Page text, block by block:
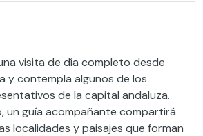
visita de día completo desde
y contempla algunos de los
de la capital andaluza.
un guía acompañante compartirá
localidades y paisajes que forman